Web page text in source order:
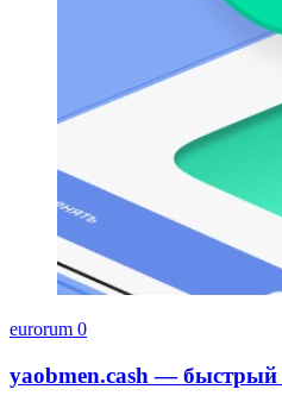
eurorum 0
yaobmen.cash —